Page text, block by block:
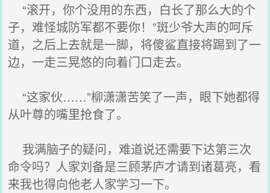
“滚开，你个没用的东西，白长了那么大的个
子，难怪城防军都不要你！”斑少爷大声的呵斥
道，之后上去就是一脚，将傻鲨直接将踢到了一
边，一走三晃悠的向着门口走去。
“这家伙……”柳潇潇苦笑了一声，眼下她都得
从叶尊的嘴里抢食了。
我满脑子的疑问，难道说还需要下达第三次
命令吗？人家刘备是三顾茅庐才请到诸葛亮，看
来我也得向他老人家学习一下。